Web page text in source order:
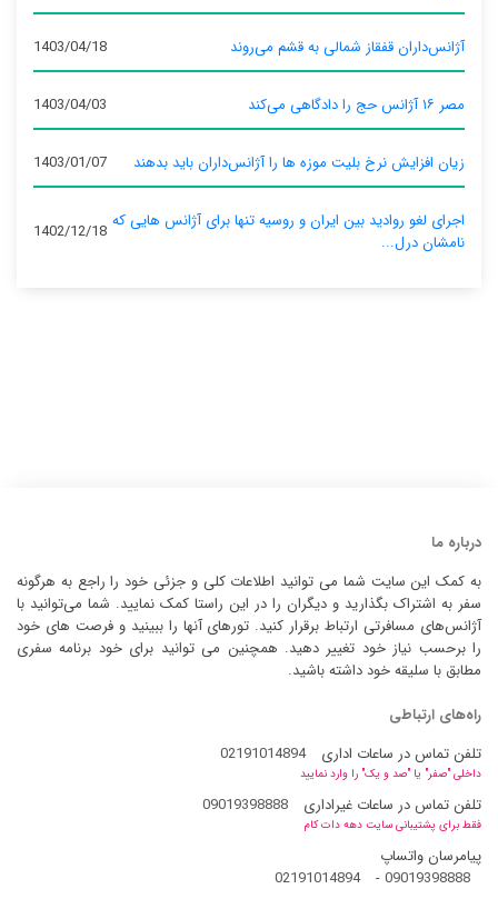
آژانس‌داران قفقاز شمالی به قشم می‌روند 1403/04/18
مصر ۱۶ آژانس حج را دادگاهی می‌کند 1403/04/03
زیان افزایش نرخ بلیت موزه ها را آژانس‌داران باید بدهند 1403/01/07
اجرای لغو روادید بین ایران و روسیه تنها برای آژانس‌ هایی که
نامشان درل...
1402/12/18
درباره ما
به کمک این سایت شما می توانید اطلاعات کلی و جزئی خود را راجع به هرگونه
سفر به اشتراک بگذارید و دیگران را در این راستا کمک نمایید. شما می‌توانید با
آژانس‌های مسافرتی ارتباط برقرار کنید. تورهای آنها را ببینید و فرصت های خود
را برحسب نیاز خود تغییر دهید. همچنین می توانید برای خود برنامه سفری
مطابق با سلیقه خود داشته باشید.
راه‌های ارتباطی
تلفن تماس در ساعات اداری
02191014894
داخلی "صفر" یا "صد و یک" را وارد نمایید
تلفن تماس در ساعات غیراداری 09019398888
فقط برای پشتیبانی سایت دهه دات کام
پیامرسان واتساپ
09019398888
-
02191014894